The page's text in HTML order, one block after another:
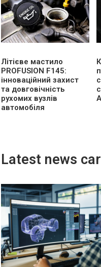
Літієве мастило
PROFUSION F145:
інноваційний захист
та довговічність
рухомих вузлів
автомобіля
Latest news